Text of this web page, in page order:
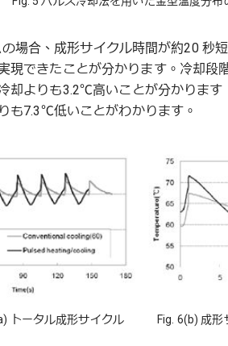
場合、成形サイクル時間が約20 秒
現できたことが分かります。冷却段
却よりも3.2℃高いことが分かりま
も7.3℃低いことがわかります。
トータル成形サイクル Fig. 6(b) 成形